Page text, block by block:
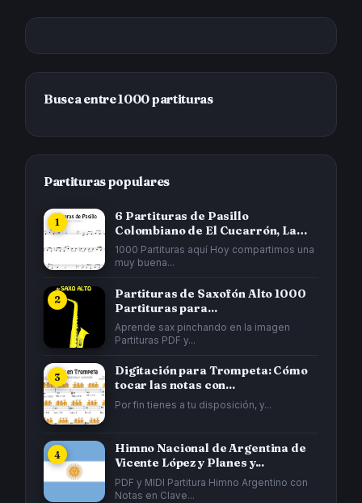
Busca entre 1000 partituras
Partituras populares
6 Partituras de Pasillo
Colombiano de El Cucarrón, La
Gata...
1000 Partituras aquí Hoy compartimos una
muy buena...
Partituras de Saxofón Alto 1000
Partituras para...
Aprende sax pinchando en la imagen
Partituras PDF y...
Digitación para Trompeta: Cómo
tocar las notas con...
Por fin tienes a tu disposición, y...
Himno Nacional de Argentina de
Vicente López y Planes y...
PDF y MIDI Partitura Himno Argentino con
Notas en Clave...